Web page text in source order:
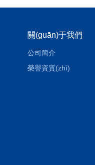
關(guān)于我們
公司簡介
榮譽資質(zhì)